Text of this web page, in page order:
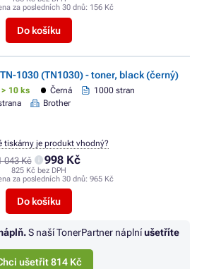
za posledních 30 dnů: 156 Kč
Do košíku
1030 (TN1030) - toner, black (černý)
10 ks Černá
1000 stran
Brother
043 Kč 998 Kč
825 Kč bez DPH
za posledních 30 dnů: 965 Kč
Do košíku
tiskárny je produkt vhodný?
S naší TonerPartner náplníušetříte
ušetřit 814 Kč